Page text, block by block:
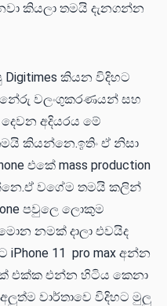
කියලා තමයි දැනගන්න
කියන විදිහට
වලංගුකරණයන් සහ
අදියරය මේ
කියන්නෙ.ඉතිං ඒ නිසා
එකේ mass production
වගේම තමයි කලින්
පවුලෙ ලොකුම
නමක් දාලා එවයිද
11 pro max අන්න
එක්ක එන්න හිටිය කෙනා
වාර්තාවෙ විදිහට මුලු